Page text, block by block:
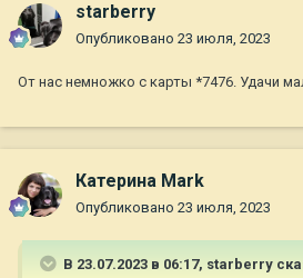
starberry
Опубликовано 23 июля, 2023
От нас немножко с карты *7476. Удачи
Катерина Mark
Опубликовано 23 июля, 2023
В 23.07.2023 в 06:17, starberry